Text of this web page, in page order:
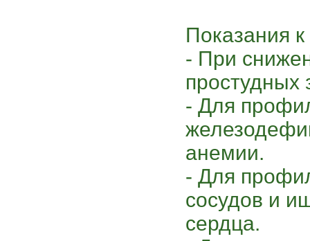
Показания
- При
простудных
- Для
анемии.
- Для
сосудов и
сердца.